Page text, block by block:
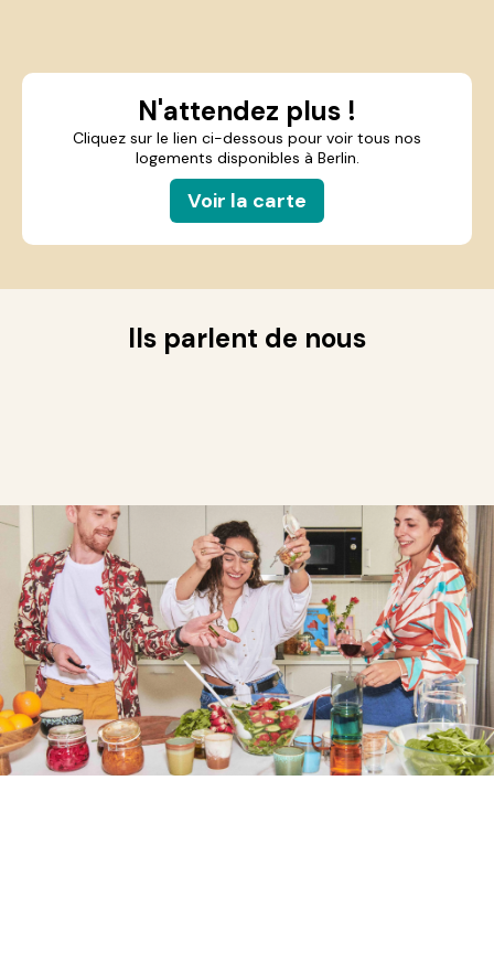
N'attendez plus !
Cliquez sur le lien ci-dessous pour voir tous nos
logements disponibles à Berlin.
Voir la carte
Ils parlent de nous